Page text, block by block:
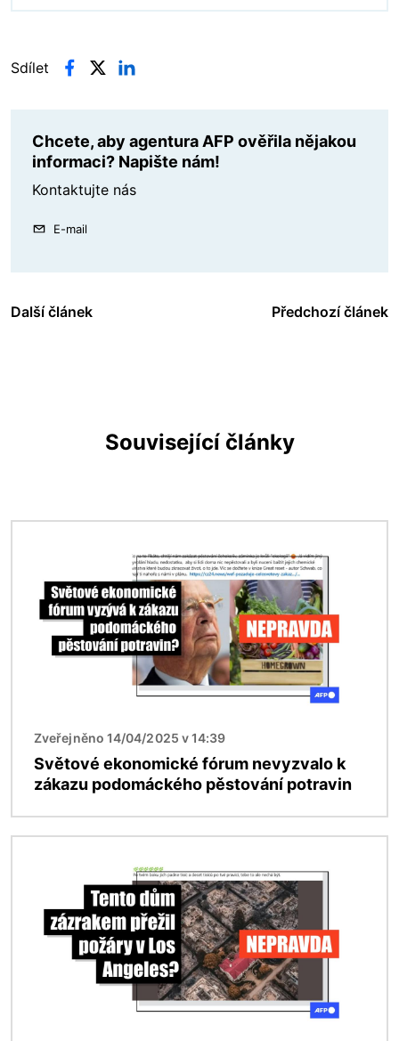
Sdílet
Chcete, aby agentura AFP ověřila nějakou
informaci? Napište nám!
Kontaktujte nás
E-mail
Další článek Předchozí článek
Související články
Zveřejněno 14/04/2025 v 14:39
Světové ekonomické fórum nevyzvalo k
zákazu podomáckého pěstování potravin